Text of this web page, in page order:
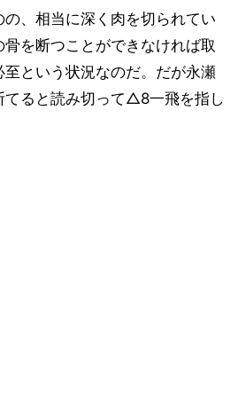
、相当に深く肉を切られてい
を断つことができなければ取
至という状況なのだ。だが永瀬
てると読み切って△8一飛を指し